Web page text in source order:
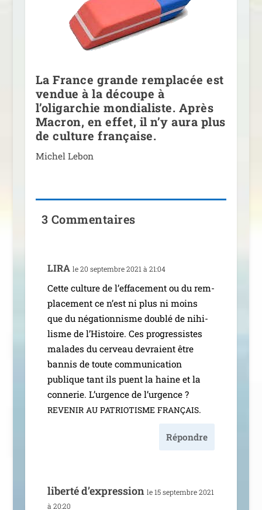
La France grande remplacée est
vendue à la découpe à
l’oligarchie mondialiste. Après
Macron, en effet, il n’y aura plus
de culture française.
Michel Lebon
3 Commentaires
LIRA le 20 sep­tembre 2021 à 21:04
Cette culture de l’ef­fa­ce­ment ou du rem­
pla­ce­ment ce n’est ni plus ni moins
que du néga­tion­nisme dou­blé de nihi­
lisme de l’Histoire. Ces pro­gres­sistes
malades du cer­veau devraient être
ban­nis de toute com­mu­ni­ca­tion
publique tant ils puent la haine et la
conne­rie. L’urgence de l’ur­gence ?
REVENIR AU PATRIOTISME FRANÇAIS.
Répondre
liber­té d’expression le 15 sep­tembre 2021
à 20:20